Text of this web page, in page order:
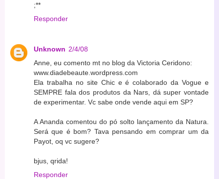
;**
Responder
Unknown 2/4/08
Anne, eu comento mt no blog da Victoria Ceridono:
www.diadebeaute.wordpress.com
Ela trabalha no site Chic e é colaborado da Vogue e
SEMPRE fala dos produtos da Nars, dá super vontade
de experimentar. Vc sabe onde vende aqui em SP?
A Ananda comentou do pó solto lançamento da Natura.
Será que é bom? Tava pensando em comprar um da
Payot, oq vc sugere?
bjus, qrida!
Responder